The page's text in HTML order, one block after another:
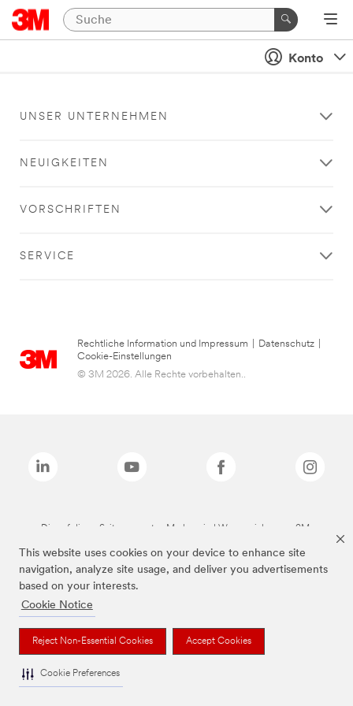
This website uses cookies on your device to enhance site
navigation, analyze site usage, and deliver you advertisements
based on your interests.
Cookie Notice
Reject Non-Essential Cookies Accept Cookies
Cookie Preferences
Konto
UNSER UNTERNEHMEN
NEUIGKEITEN
VORSCHRIFTEN
SERVICE
Rechtliche Information und Impressum Datenschutz
Cookie-Einstellungen
© 3M 2026. Alle Rechte vorbehalten..
Die auf dieser Seite genannten Marken sind Warenzeichen von 3M.